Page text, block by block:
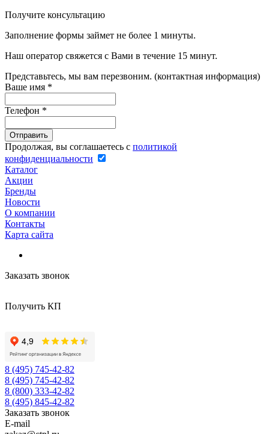
Получите консультацию
Заполнение формы займет не более 1 минуты.
Наш оператор свяжется с Вами в течение 15 минут.
Представьтесь, мы вам перезвоним. (контактная информация)
Ваше имя *
Телефон *
Продолжая, вы соглашаетесь с политикой
конфиденциальности
Каталог
Акции
Бренды
Новости
О компании
Контакты
Карта сайта
Заказать звонок
Получить КП
8 (495) 745-42-82
8 (495) 745-42-82
8 (800) 333-42-82
8 (495) 845-42-82
Заказать звонок
E-mail